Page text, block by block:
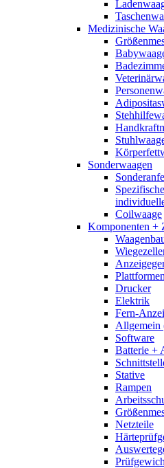
Medizinische
Sonderwaagen
Coilwaage
Komponenten +
Plattformen
Drucker
Elektrik
Fern-
Allgemein
Software
Batterie +
Stative
Rampen
Netzteile